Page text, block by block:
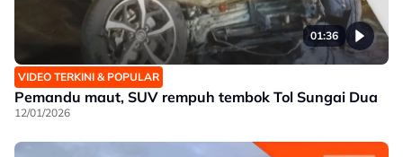
01:36
VIDEO TERKINI & POPULAR
Pemandu maut, SUV rempuh tembok Tol Sungai Dua
12/01/2026